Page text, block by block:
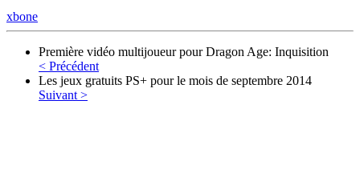
xbone
Première vidéo multijoueur pour Dragon Age: Inquisition
< Précédent
Les jeux gratuits PS+ pour le mois de septembre 2014
Suivant >